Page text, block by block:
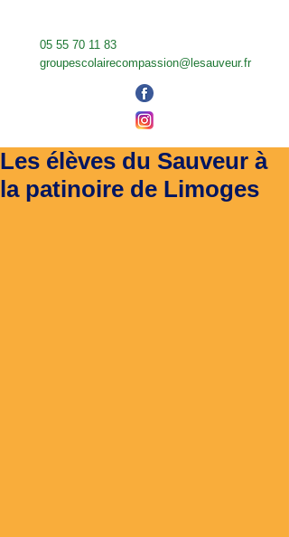
05 55 70 11 83
groupescolairecompassion@lesauveur.fr
Les élèves du Sauveur à
la patinoire de Limoges